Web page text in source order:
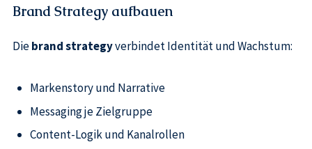
Brand Strategy aufbauen
Diebrand strategyverbindet Identität und Wachstum:
Markenstory und Narrative
Messaging je Zielgruppe
Content-Logik und Kanalrollen